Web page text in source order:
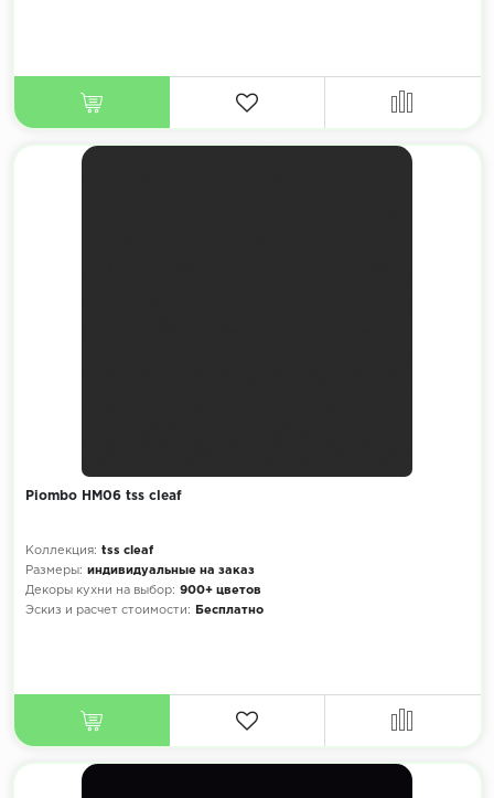
Piombo HM06 tss cleaf
Коллекция: tss cleaf
Размеры: индивидуальные на заказ
Декоры кухни на выбор: 900+ цветов
Эскиз и расчет стоимости:
Бесплатно